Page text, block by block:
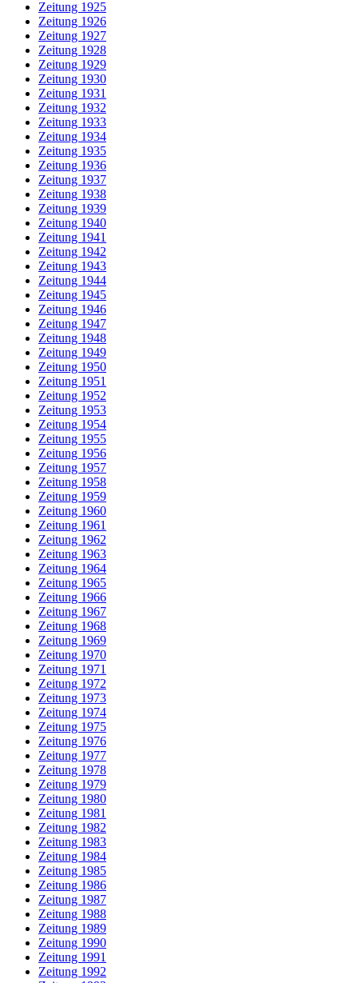
Zeitung 1925
Zeitung 1926
Zeitung 1927
Zeitung 1928
Zeitung 1929
Zeitung 1930
Zeitung 1931
Zeitung 1932
Zeitung 1933
Zeitung 1934
Zeitung 1935
Zeitung 1936
Zeitung 1937
Zeitung 1938
Zeitung 1939
Zeitung 1940
Zeitung 1941
Zeitung 1942
Zeitung 1943
Zeitung 1944
Zeitung 1945
Zeitung 1946
Zeitung 1947
Zeitung 1948
Zeitung 1949
Zeitung 1950
Zeitung 1951
Zeitung 1952
Zeitung 1953
Zeitung 1954
Zeitung 1955
Zeitung 1956
Zeitung 1957
Zeitung 1958
Zeitung 1959
Zeitung 1960
Zeitung 1961
Zeitung 1962
Zeitung 1963
Zeitung 1964
Zeitung 1965
Zeitung 1966
Zeitung 1967
Zeitung 1968
Zeitung 1969
Zeitung 1970
Zeitung 1971
Zeitung 1972
Zeitung 1973
Zeitung 1974
Zeitung 1975
Zeitung 1976
Zeitung 1977
Zeitung 1978
Zeitung 1979
Zeitung 1980
Zeitung 1981
Zeitung 1982
Zeitung 1983
Zeitung 1984
Zeitung 1985
Zeitung 1986
Zeitung 1987
Zeitung 1988
Zeitung 1989
Zeitung 1990
Zeitung 1991
Zeitung 1992